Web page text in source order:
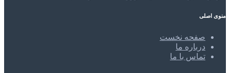
منوی اصلی
صفحه نخست
درباره ما
تماس با ما